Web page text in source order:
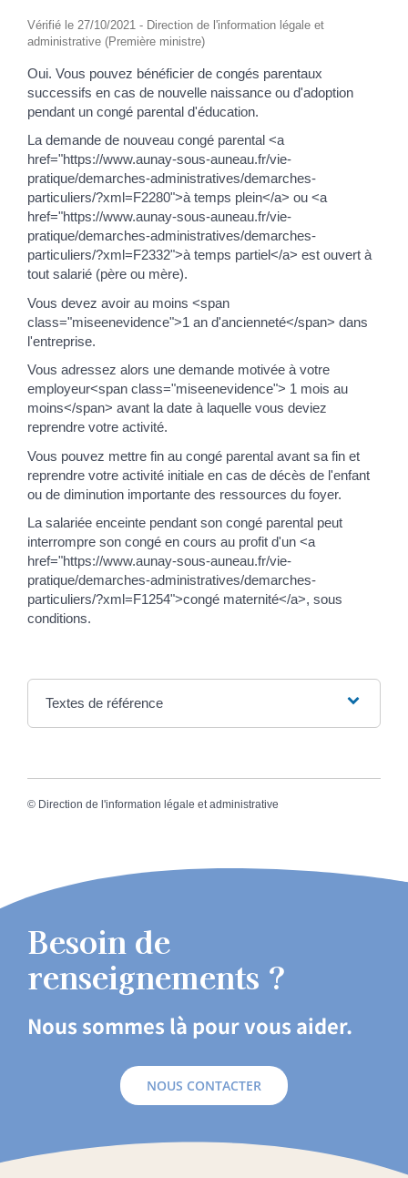
Vérifié le 27/10/2021 - Direction de l'information légale et
administrative (Première ministre)
Oui. Vous pouvez bénéficier de congés parentaux
successifs en cas de nouvelle naissance ou d'adoption
pendant un congé parental d'éducation.
La demande de nouveau congé parental <a
href="https://www.aunay-sous-auneau.fr/vie-
pratique/demarches-administratives/demarches-
particuliers/?xml=F2280">à temps plein</a> ou <a
href="https://www.aunay-sous-auneau.fr/vie-
pratique/demarches-administratives/demarches-
particuliers/?xml=F2332">à temps partiel</a> est ouvert à
tout salarié (père ou mère).
Vous devez avoir au moins <span
class="miseenevidence">1 an d'ancienneté</span> dans
l'entreprise.
Vous adressez alors une demande motivée à votre
employeur<span class="miseenevidence"> 1 mois au
moins</span> avant la date à laquelle vous deviez
reprendre votre activité.
Vous pouvez mettre fin au congé parental avant sa fin et
reprendre votre activité initiale en cas de décès de l'enfant
ou de diminution importante des ressources du foyer.
La salariée enceinte pendant son congé parental peut
interrompre son congé en cours au profit d'un <a
href="https://www.aunay-sous-auneau.fr/vie-
pratique/demarches-administratives/demarches-
particuliers/?xml=F1254">congé maternité</a>, sous
conditions.
Textes de référence
© Direction de l'information légale et administrative
Besoin de
renseignements ?
Nous sommes là pour vous aider.
NOUS CONTACTER